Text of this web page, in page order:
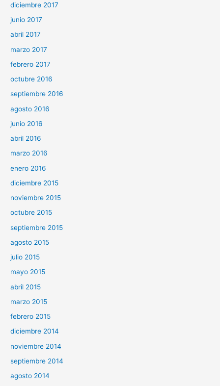
diciembre 2017
junio 2017
abril 2017
marzo 2017
febrero 2017
octubre 2016
septiembre 2016
agosto 2016
junio 2016
abril 2016
marzo 2016
enero 2016
diciembre 2015
noviembre 2015
octubre 2015
septiembre 2015
agosto 2015
julio 2015
mayo 2015
abril 2015
marzo 2015
febrero 2015
diciembre 2014
noviembre 2014
septiembre 2014
agosto 2014